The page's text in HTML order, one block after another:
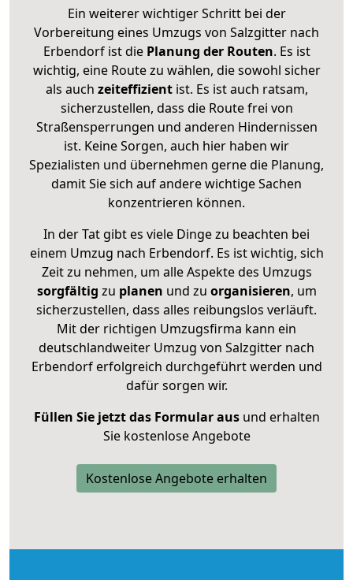
Ein weiterer wichtiger Schritt bei der
Vorbereitung eines Umzugs von Salzgitter nach
Erbendorf ist diePlanung der Routen. Es ist
wichtig, eine Route zu wählen, die sowohl sicher
als auch zeiteffizientist. Es ist auch ratsam,
sicherzustellen, dass die Route frei von
Straßensperrungen und anderen Hindernissen
ist. Keine Sorgen, auch hier haben wir
Spezialisten und übernehmen gerne die Planung,
damit Sie sich auf andere wichtige Sachen
konzentrieren können.
In der Tat gibt es viele Dinge zu beachten bei
einem Umzug nach Erbendorf. Es ist wichtig, sich
Zeit zu nehmen, um alle Aspekte des Umzugs
sorgfältig zu planen und zu organisieren, um
sicherzustellen, dass alles reibungslos verläuft.
Mit der richtigen Umzugsfirma kann ein
deutschlandweiter Umzug von Salzgitter nach
Erbendorf erfolgreich durchgeführt werden und
dafür sorgen wir.
Füllen Sie jetzt das Formular ausund erhalten
Sie kostenlose Angebote
Kostenlose Angebote erhalten